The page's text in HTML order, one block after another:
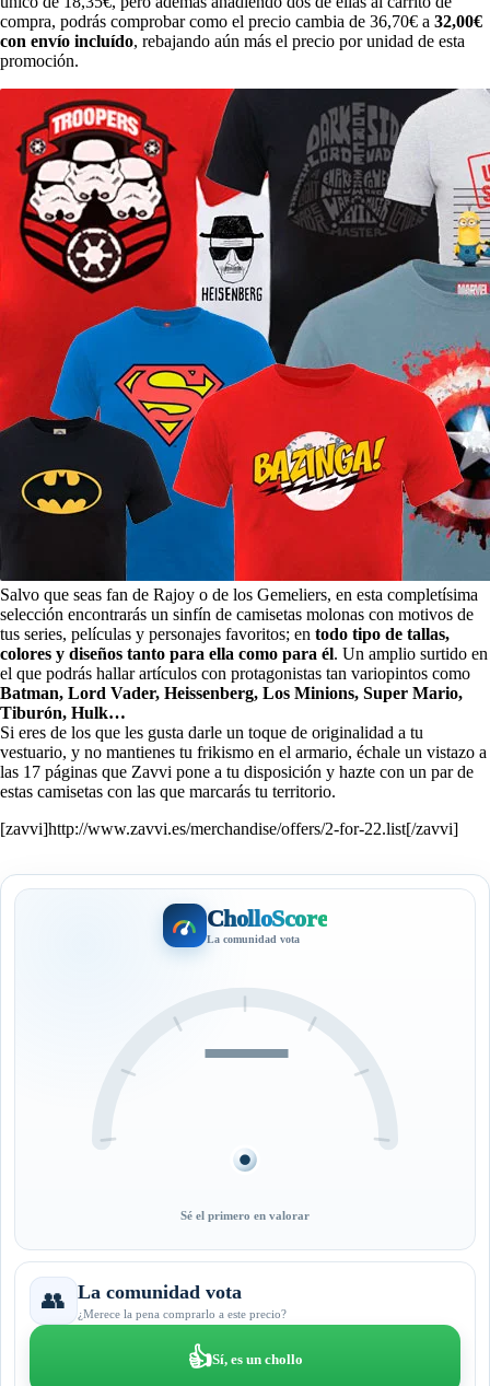
compra, podrás comprobar como el precio cambia de 36,70€ a 32,00€
con envío incluído, rebajando aún más el precio por unidad de esta
promoción.
Salvo que seas fan de Rajoy o de los Gemeliers, en esta completísima
selección encontrarás un sinfín de camisetas molonas con motivos de
tus series, películas y personajes favoritos; en todo tipo de tallas,
colores y diseños tanto para ella como para él. Un amplio surtido en
el que podrás hallar artículos con protagonistas tan variopintos como
Batman, Lord Vader, Heissenberg, Los Minions, Super Mario,
Tiburón, Hulk…
Si eres de los que les gusta darle un toque de originalidad a tu
vestuario, y no mantienes tu frikismo en el armario, échale un vistazo a
las 17 páginas que Zavvi pone a tu disposición y hazte con un par de
estas camisetas con las que marcarás tu territorio.
[zavvi]http://www.zavvi.es/merchandise/offers/2-for-22.list[/zavvi]
CholloScore
La comunidad vota
—
Sé el primero en valorar
👥 La comunidad vota
¿Merece la pena comprarlo a este precio?
👍Sí, es un chollo